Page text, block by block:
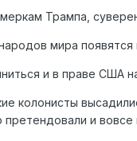
Трампа,
мира
и в праве США
колонисты
и вовсе